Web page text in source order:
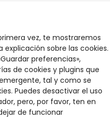
vez, te mostraremos
sobre las cookies.
preferencias»,
de cookies y plugins que
tal y como se
Puedes desactivar el uso
pero, por favor, ten en
de funcionar